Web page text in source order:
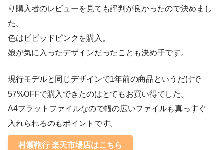
り購入者のレビューを見ても評判が良かったので決めまし
た。
色はビビッドピンクを購入。
娘が気に入ったデザインだったことも決め手です。
現行モデルと同じデザインで1年前の商品というだけで
57%OFFで購入できたのはとてもお買い得でした。
A4フラットファイルなので幅の広いファイルも真っすぐ
入れられるのもポイントです。
村瀬鞄行 楽天市場店はこちら